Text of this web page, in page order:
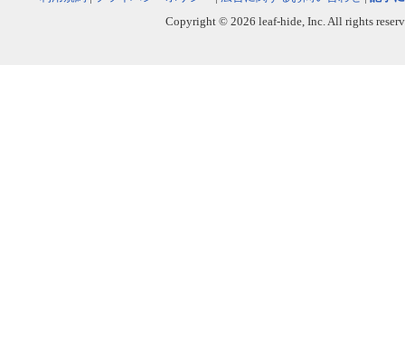
Copyright © 2026 leaf-hide, Inc. All rights